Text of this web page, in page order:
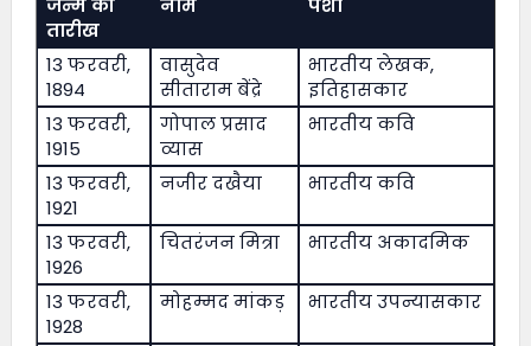
जन्म की
तारीख
नाम पेशा
13 फरवरी,
1894
वासुदेव
सीताराम बेंद्रे
भारतीय लेखक,
इतिहासकार
13 फरवरी,
1915
गोपाल प्रसाद
व्यास
भारतीय कवि
13 फरवरी,
1921
नजीर दखैया भारतीय कवि
13 फरवरी,
1926
चितरंजन मित्रा भारतीय अकादमिक
13 फरवरी,
1928
मोहम्मद मांकड़ भारतीय उपन्यासकार